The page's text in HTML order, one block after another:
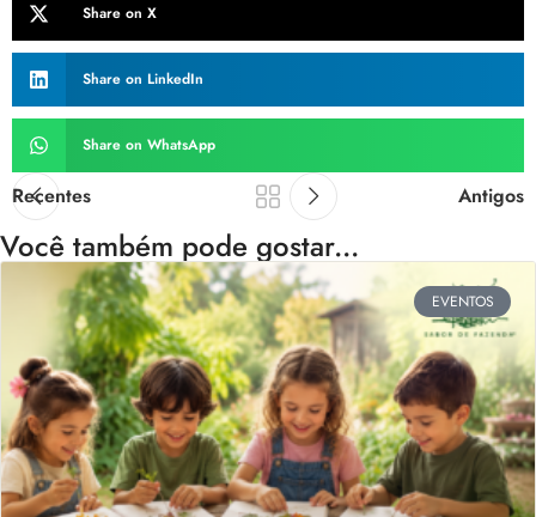
Share on X
Share on LinkedIn
Share on WhatsApp
Recentes Antigos
Você também pode gostar...
EVENTOS